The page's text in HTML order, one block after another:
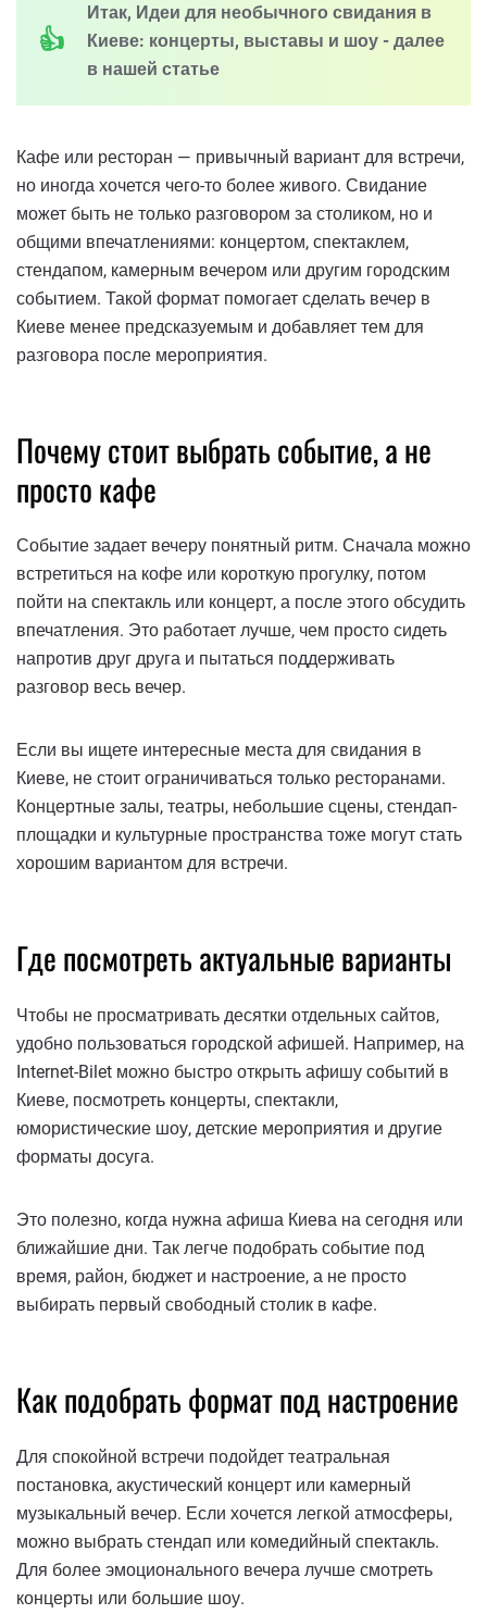
Итак, Идеи для необычного свидания в
Киеве: концерты, выставы и шоу - далее
в нашей статье
Кафе или ресторан — привычный вариант для встречи,
но иногда хочется чего-то более живого. Свидание
может быть не только разговором за столиком, но и
общими впечатлениями: концертом, спектаклем,
стендапом, камерным вечером или другим городским
событием. Такой формат помогает сделать вечер в
Киеве менее предсказуемым и добавляет тем для
разговора после мероприятия.
Почему стоит выбрать событие, а не
просто кафе
Событие задает вечеру понятный ритм. Сначала можно
встретиться на кофе или короткую прогулку, потом
пойти на спектакль или концерт, а после этого обсудить
впечатления. Это работает лучше, чем просто сидеть
напротив друг друга и пытаться поддерживать
разговор весь вечер.
Если вы ищете интересные места для свидания в
Киеве, не стоит ограничиваться только ресторанами.
Концертные залы, театры, небольшие сцены, стендап-
площадки и культурные пространства тоже могут стать
хорошим вариантом для встречи.
Где посмотреть актуальные варианты
Чтобы не просматривать десятки отдельных сайтов,
удобно пользоваться городской афишей. Например, на
Internet-Bilet можно быстро открыть афишу событий в
Киеве, посмотреть концерты, спектакли,
юмористические шоу, детские мероприятия и другие
форматы досуга.
Это полезно, когда нужна афиша Киева на сегодня или
ближайшие дни. Так легче подобрать событие под
время, район, бюджет и настроение, а не просто
выбирать первый свободный столик в кафе.
Как подобрать формат под настроение
Для спокойной встречи подойдет театральная
постановка, акустический концерт или камерный
музыкальный вечер. Если хочется легкой атмосферы,
можно выбрать стендап или комедийный спектакль.
Для более эмоционального вечера лучше смотреть
концерты или большие шоу.